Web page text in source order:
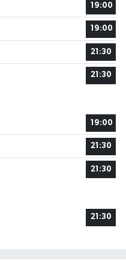
19:00
19:00
21:30
21:30
19:00
21:30
21:30
21:30